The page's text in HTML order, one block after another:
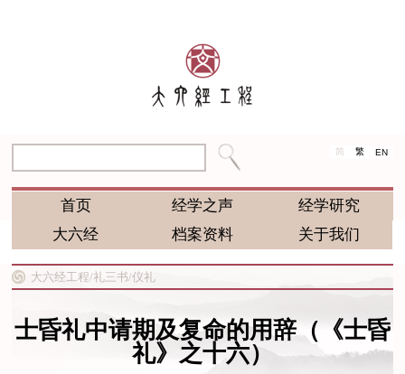
简 繁 EN
首页 经学之声
经学研究
大六经
档案资料 关于我们
大六经工程/礼三书/仪礼
士昏礼中请期及复命的用辞（《士昏
礼》之十六）